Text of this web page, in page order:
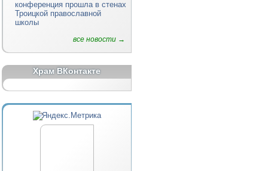
конференция прошла в стенах
Троицкой православной
школы
все новости →
Храм ВКонтакте